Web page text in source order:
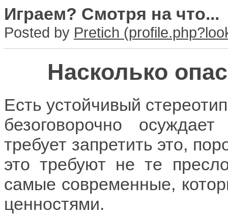
Играем? Смотря на что...
Posted by Pretich
Насколько
Есть устойчивый
безоговорочно
требует запретить это,
это требуют не те
самые современные,
ценностями.